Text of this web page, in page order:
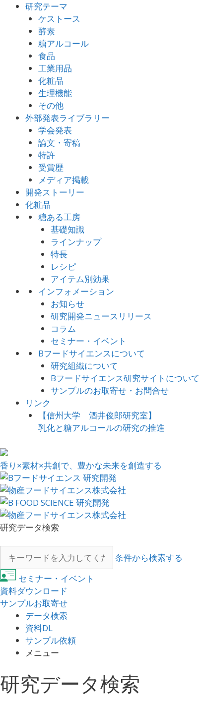
研究テーマ
ケストース
酵素
糖アルコール
食品
工業用品
化粧品
生理機能
その他
外部発表ライブラリー
学会発表
論文・寄稿
特許
受賞歴
メディア掲載
開発ストーリー
化粧品
糖ある工房
基礎知識
ラインナップ
特長
レシピ
アイテム別効果
インフォメーション
お知らせ
研究開発ニュースリリース
コラム
セミナー・イベント
Bフードサイエンスについて
研究組織について
Bフードサイエンス研究サイトについて
サンプルのお取寄せ・お問合せ
リンク
【信州大学 酒井俊郎研究室】
乳化と糖アルコールの研究の推進
香り×素材×共創で、豊かな未来を創造する
硏究データ検索
条件から検索する
セミナー・イベント
資料ダウンロード
サンプルお取寄せ
データ検索
資料DL
サンプル依頼
メニュー
研究データ検索